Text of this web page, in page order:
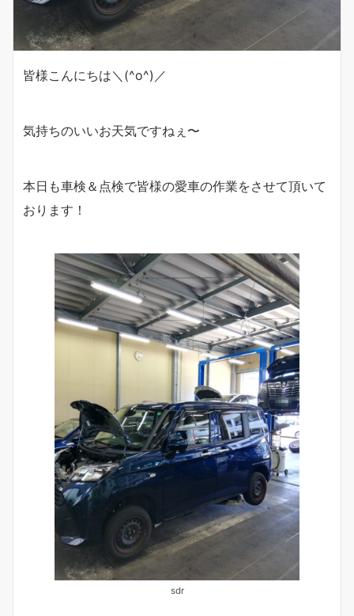
皆様こんにちは＼(^o^)／
気持ちのいいお天気ですねぇ〜
本日も車検＆点検で皆様の愛車の作業をさせて頂いて
おります！
sdr